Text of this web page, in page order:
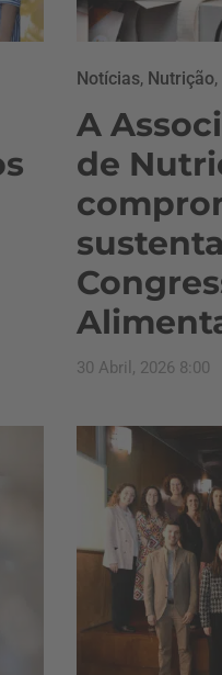
Notícias, Nutrição,
A
de
30 Abril, 2026 8:00